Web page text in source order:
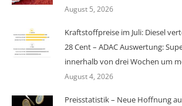
August 5, 2026
Kraftstoffpreise im Juli: Diesel
28 Cent – ADAC Auswertung:
innerhalb von drei Wochen um
August 4, 2026
Preisstatistik – Neue Hoffnung